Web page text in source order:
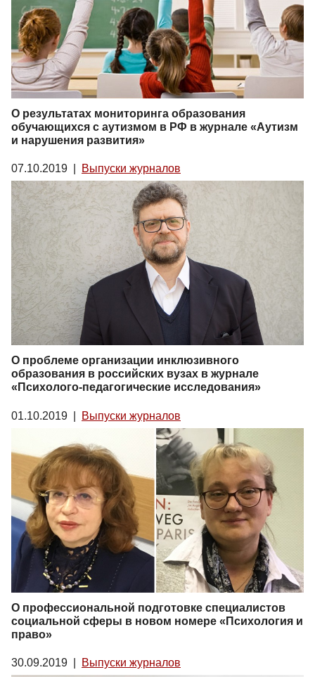
О результатах мониторинга образования
обучающихся с аутизмом в РФ в журнале «Аутизм
и нарушения развития»
07.10.2019 Выпуски журналов
О проблеме организации инклюзивного
образования в российских вузах в журнале
«Психолого-педагогические исследования»
01.10.2019 Выпуски журналов
О профессиональной подготовке специалистов
социальной сферы в новом номере «Психология и
право»
30.09.2019 Выпуски журналов